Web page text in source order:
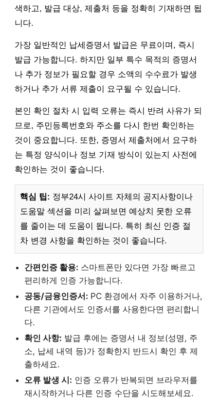
색하고, 발급 대상, 제출처 등을 정확히 기재하면 됩
니다.
가장 일반적인 납세증명서 발급은 무료이며, 즉시
발급 가능합니다. 하지만 일부 특수 목적의 증명서
나 추가 정보가 필요할 경우 소액의 수수료가 발생
하거나 추가 서류 제출이 요구될 수 있습니다.
본인 확인 절차 시 입력 오류는 즉시 반려 사유가 되
므로, 주민등록번호와 주소를 다시 한번 확인하는
것이 중요합니다. 또한, 증명서 제출처에서 요구하
는 특정 양식이나 정보 기재 방식이 있는지 사전에
확인하는 것이 좋습니다.
핵심 팁: 정부24시 사이트 자체의 공지사항이나
도움말 섹션을 미리 살펴보면 예상치 못한 오류
를 줄이는 데 도움이 됩니다. 특히 최신 인증 절
차 변경 사항을 확인하는 것이 좋습니다.
간편인증 활용: 스마트폰만 있다면 가장 빠르고
편리하게 인증 가능합니다.
공동/금융인증서: PC 환경에서 자주 이용하거나,
다른 기관에서도 인증서를 사용한다면 편리합니
다.
확인 사항: 발급 후에는 증명서 내 정보(성명, 주
소, 납세 내역 등)가 정확한지 반드시 확인 후 제
출하세요.
오류 발생 시: 인증 오류가 반복되면 브라우저를
재시작하거나 다른 인증 수단을 시도해보세요.